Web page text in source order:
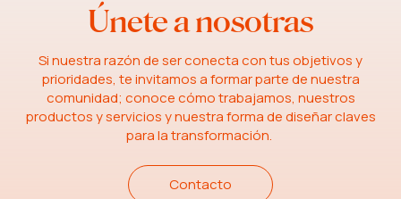
Únete a nosotras
Si nuestra razón de ser conecta con tus objetivos y
prioridades, te invitamos a formar parte de nuestra
comunidad; conoce cómo trabajamos, nuestros
productos y servicios y nuestra forma de diseñar claves
para la transformación.
Contacto